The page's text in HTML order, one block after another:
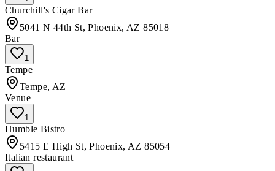
Churchill's Cigar Bar
5041 N 44th St, Phoenix, AZ 85018
Bar
1
Tempe
Tempe, AZ
Venue
1
Humble Bistro
5415 E High St, Phoenix, AZ 85054
Italian restaurant